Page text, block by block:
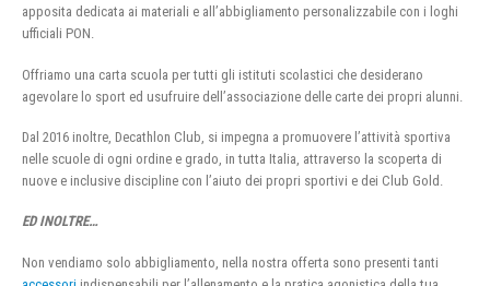
apposita dedicata ai materiali e all’abbigliamento personalizzabile con i loghi
ufficiali PON.
Offriamo una carta scuola per tutti gli istituti scolastici che desiderano
agevolare lo sport ed usufruire dell’associazione delle carte dei propri alunni.
Dal 2016 inoltre, Decathlon Club, si impegna a promuovere l’attività sportiva
nelle scuole di ogni ordine e grado, in tutta Italia, attraverso la scoperta di
nuove e inclusive discipline con l’aiuto dei propri sportivi e dei Club Gold.
ED INOLTRE…
Non vendiamo solo abbigliamento, nella nostra offerta sono presenti tanti